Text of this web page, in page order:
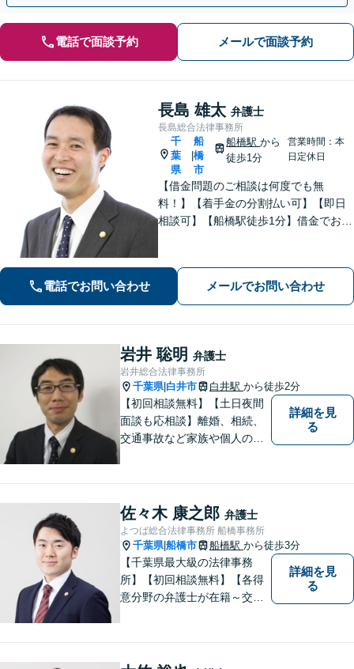
電話で面談予約 メールで面談予約
長島 雄太 弁護士
長島総合法律事務所
千
葉
県
船
橋
市
船橋駅から
徒歩1分
営業時間：本
日定休日
【借金問題のご相談は何度でも無
料！】【着手金の分割払い可】【即日
相談可】【船橋駅徒歩1分】借金でお悩
電話でお問い合わせ メールでお問い合わせ
岩井 聡明 弁護士
岩井総合法律事務所
千葉県| 白井市 白井駅 から徒歩2分
【初回相談無料】【土日夜間
面談も応相談】離婚、相続、
交通事故など家族や個人のト
を聞き、具体的な解決案をご
提案させていただきます。
詳細を見
る
佐々木 康之郎 弁護士
よつば総合法律事務所 船橋事務所
千葉県|船橋市 船橋駅 から徒歩3分
【千葉県最大級の法律事務
所】【初回相談無料】【各得
意分野の弁護士が在籍～交通
詳細を見
る